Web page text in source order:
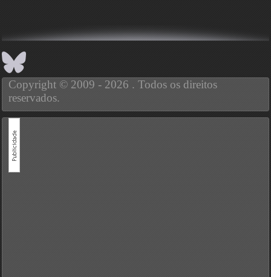
Copyright © 2009 - 2026 . Todos os direitos
reservados.